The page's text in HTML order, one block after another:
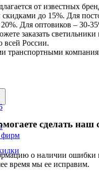
от известных
до 15%. Для
20%. Для оптовиков – 30-
заказать
всей России.
транспортными
сделать наш
о наличии ошибки
время мы ее исправим.
фирм